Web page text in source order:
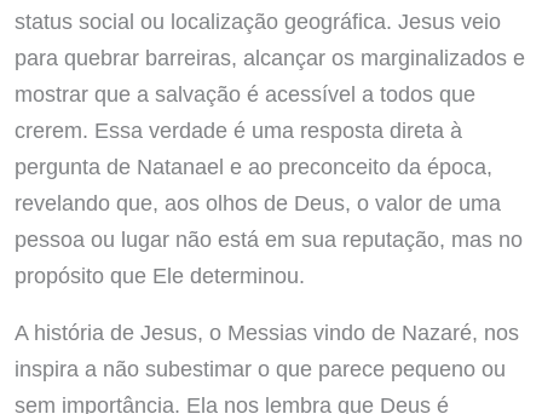
status social ou localização geográfica. Jesus veio
para quebrar barreiras, alcançar os marginalizados e
mostrar que a salvação é acessível a todos que
crerem. Essa verdade é uma resposta direta à
pergunta de Natanael e ao preconceito da época,
revelando que, aos olhos de Deus, o valor de uma
pessoa ou lugar não está em sua reputação, mas no
propósito que Ele determinou.
A história de Jesus, o Messias vindo de Nazaré, nos
inspira a não subestimar o que parece pequeno ou
sem importância. Ela nos lembra que Deus é